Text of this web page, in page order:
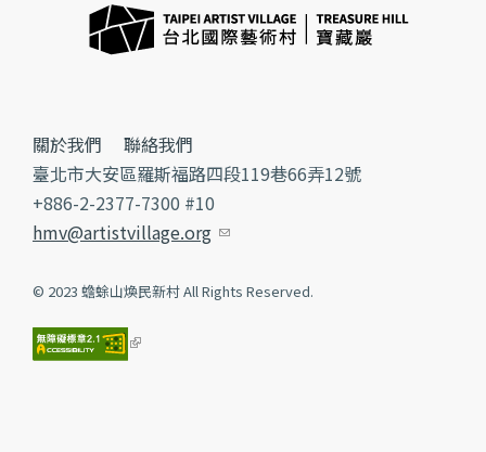
關於我們
聯絡我們
臺北市大安區羅斯福路四段119巷66弄12號
+886-2-2377-7300 #10
hmv@artistvillage.org (link sends e-mail)
© 2023 蟾蜍山煥民新村 All Rights Reserved.
(link is external)